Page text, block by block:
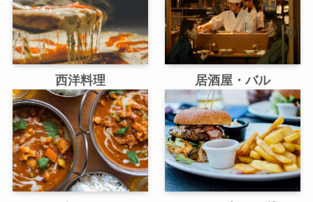
西洋料理 居酒屋・バル